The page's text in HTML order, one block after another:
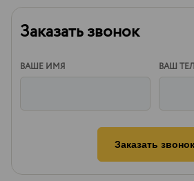
Заказать звонок
ВАШЕ ИМЯ ВАШ
Заказать звонок